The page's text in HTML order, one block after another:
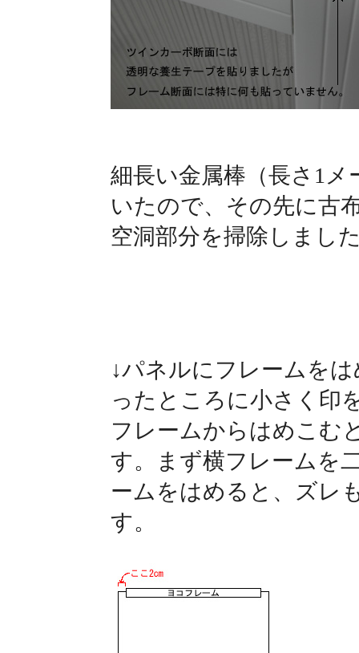
細長い金属棒（長さ1
いたので、その先に古
空洞部分を掃除しまし
↓パネルにフレームを
ったところに小さく印
フレームからはめこむ
す。まず横フレームを
ームをはめると、ズレ
す。